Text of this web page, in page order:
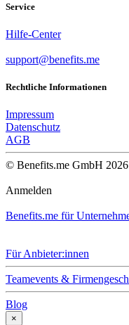
Service
Hilfe-Center
support@benefits.me
Rechtliche Informationen
Impressum
Datenschutz
AGB
© Benefits.me GmbH 2026
Anmelden
Benefits.me für
Für Anbieter:innen
Teamevents &
Blog
×